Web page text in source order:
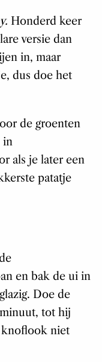
Honderd keer
versie dan
in, maar
dus doe het
de groenten
in
als je later een
patatje
en bak de ui in
Doe de
tot hij
knoflook niet